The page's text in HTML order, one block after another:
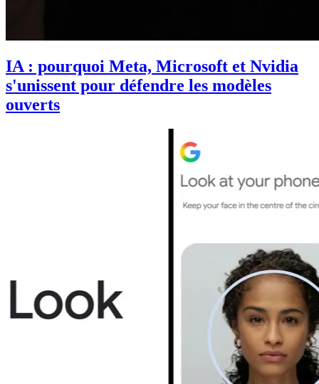
IA : pourquoi Meta, Microsoft et Nvidia
s'unissent pour défendre les modèles
ouverts